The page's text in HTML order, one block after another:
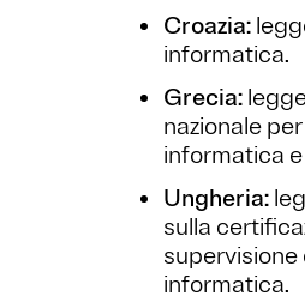
Croazia:
informatica.
Grecia:
nazionale
informatica
Ungheria:
sulla
supervisione
informatica.